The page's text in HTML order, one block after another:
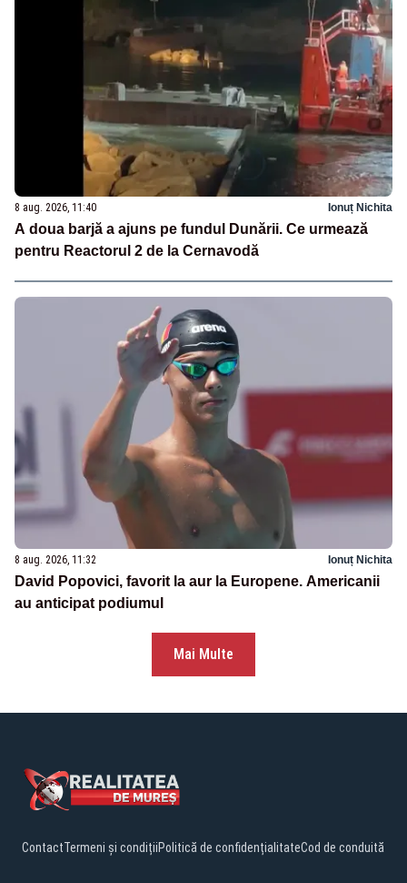
8 aug. 2026, 11:40 Ionuț Nichita
A doua barjă a ajuns pe fundul Dunării. Ce urmează
pentru Reactorul 2 de la Cernavodă
8 aug. 2026, 11:32 Ionuț Nichita
David Popovici, favorit la aur la Europene. Americanii
au anticipat podiumul
Mai Multe
ContactTermeni și condițiiPolitică de confidențialitateCod de conduită